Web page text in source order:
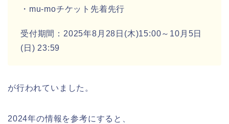
・mu-moチケット先着先行
受付期間：2025年8月28日(木)15:00～10月5日
(日) 23:59
が行われていました。
2024年の情報を参考にすると、